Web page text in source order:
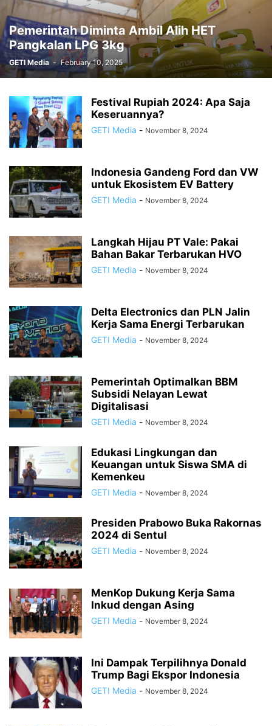
Pemerintah Diminta Ambil Alih HET
Pangkalan LPG 3kg
GETI Media - February 10, 2025
Festival Rupiah 2024: Apa Saja
Keseruannya?
GETI Media - November 8, 2024
Indonesia Gandeng Ford dan VW
untuk Ekosistem EV Battery
GETI Media - November 8, 2024
Langkah Hijau PT Vale: Pakai
Bahan Bakar Terbarukan HVO
GETI Media - November 8, 2024
Delta Electronics dan PLN Jalin
Kerja Sama Energi Terbarukan
GETI Media - November 8, 2024
Pemerintah Optimalkan BBM
Subsidi Nelayan Lewat
Digitalisasi
GETI Media - November 8, 2024
Edukasi Lingkungan dan
Keuangan untuk Siswa SMA di
Kemenkeu
GETI Media - November 8, 2024
Presiden Prabowo Buka Rakornas
2024 di Sentul
GETI Media - November 8, 2024
MenKop Dukung Kerja Sama
Inkud dengan Asing
GETI Media - November 8, 2024
Ini Dampak Terpilihnya Donald
Trump Bagi Ekspor Indonesia
GETI Media - November 8, 2024